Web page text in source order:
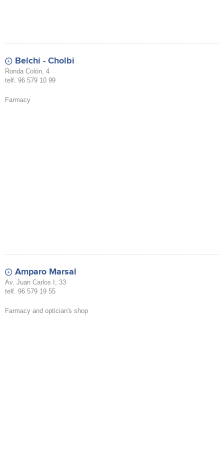
Belchi - Cholbi
Ronda Colón, 4
telf. 96 579 10 99
Farmacy
Amparo Marsal
Av. Juan Carlos I, 33
telf. 96 579 19 55
Farmacy and optician's shop